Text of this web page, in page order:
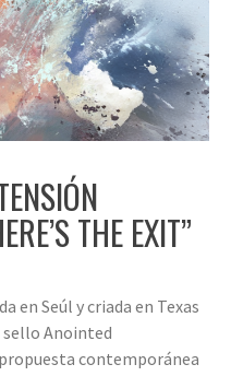
THE EXIT”
en Seúl y criada en Texas
sello Anointed
contemporánea